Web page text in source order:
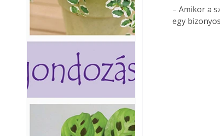
– Amikor a
egy